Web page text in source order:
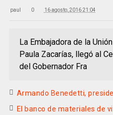
paul 0 16 agosto, 2016 21:04
La Embajadora de la
Paula Zacarías, llegó al
del Gobernador Fra
Armando Benedetti,
El banco de materiales de